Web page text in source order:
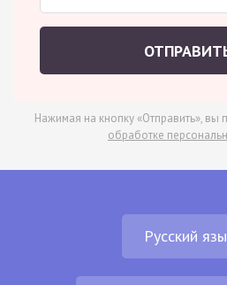
Нажимая на кнопку «Отправить», вы
обработке
Русский